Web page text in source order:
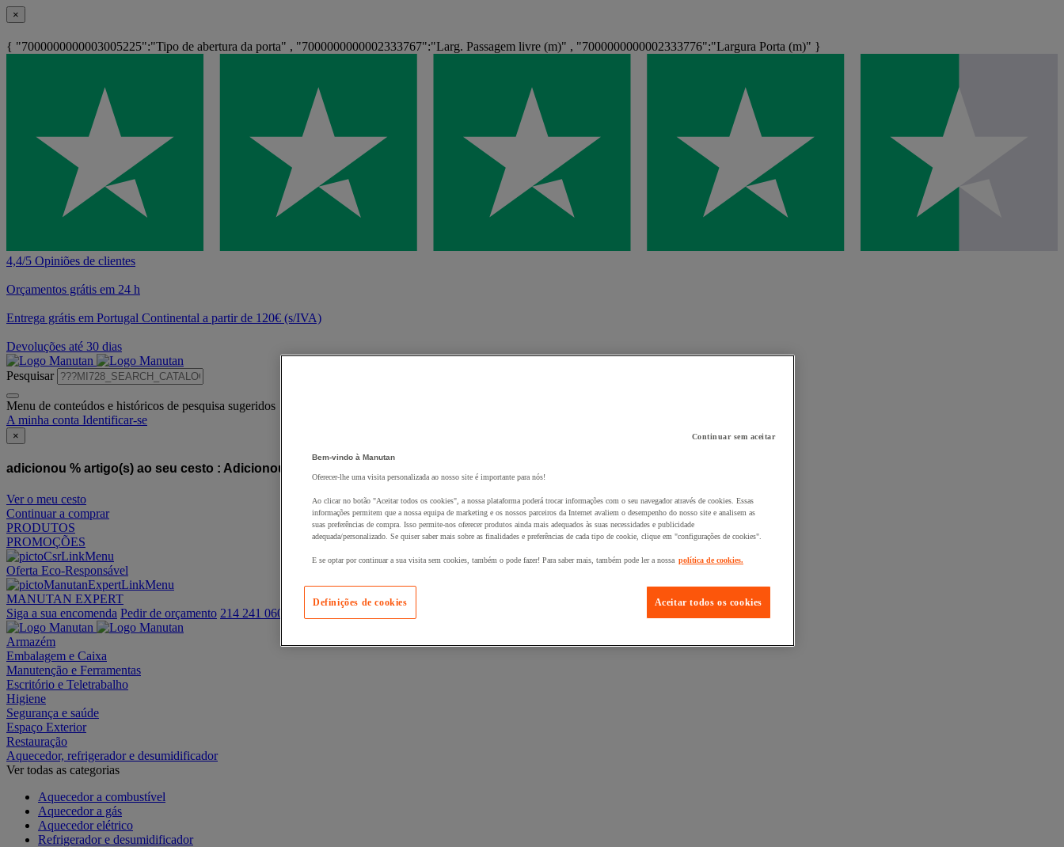
×
{ "7000000000003005225":"Tipo de abertura da porta" , "7000000000002333767":"Larg. Passagem livre (m)" , "7000000000002333776":"Largura Porta (m)" }
4,4/5 Opiniões de clientes
Orçamentos grátis em 24 h
Entrega grátis em Portugal Continental a partir de 120€ (s/IVA)
Devoluções até 30 dias
Pesquisar
Menu de conteúdos e históricos de pesquisa sugeridos
A minha conta Identificar-se
×
adicionou % artigo(s) ao seu cesto : Adicionou este artigo ao seu cesto :
Ver o meu cesto
Continuar a comprar
PRODUTOS
PROMOÇÕES
Oferta Eco-Responsável
MANUTAN EXPERT
Siga a sua encomenda Pedir de orçamento 214 241 060
Armazém
Embalagem e Caixa
Manutenção e Ferramentas
Escritório e Teletrabalho
Higiene
Segurança e saúde
Espaço Exterior
Restauração
Aquecedor, refrigerador e desumidificador
Ver todas as categorias
Aquecedor a combustível
Aquecedor a gás
Aquecedor elétrico
Refrigerador e desumidificador
Continuar sem aceitar
Bem-vindo à Manutan
Oferecer-lhe uma visita personalizada ao nosso site é importante para nós!
Ao clicar no botão "Aceitar todos os cookies", a nossa plataforma poderá trocar informações com o seu navegador através de cookies. Essas
informações permitem que a nossa equipa de marketing e os nossos parceiros da Internet avaliem o desempenho do nosso site e analisem as
suas preferências de compra. Isso permite-nos oferecer produtos ainda mais adequados às suas necessidades e publicidade
adequada/personalizado. Se quiser saber mais sobre as finalidades e preferências de cada tipo de cookie, clique em "configurações de cookies".
E se optar por continuar a sua visita sem cookies, também o pode fazer! Para saber mais, também pode ler a nossa política de cookies.
Aceitar todos os cookies
Definições de cookies